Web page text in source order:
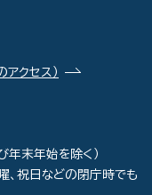
アクセス）
末年始を除く）
、祝日などの閉庁時でも